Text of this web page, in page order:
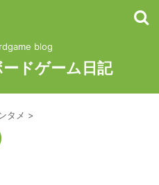
blog
ドゲーム日記
タメ >